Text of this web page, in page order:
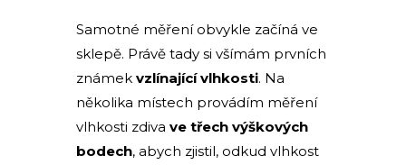
Samotné měření obvykle začíná ve
sklepě. Právě tady si všímám prvních
známek vzlínající vlhkosti. Na
několika místech provádím měření
vlhkosti zdiva ve třech výškových
bodech, abych zjistil, odkud vlhkost